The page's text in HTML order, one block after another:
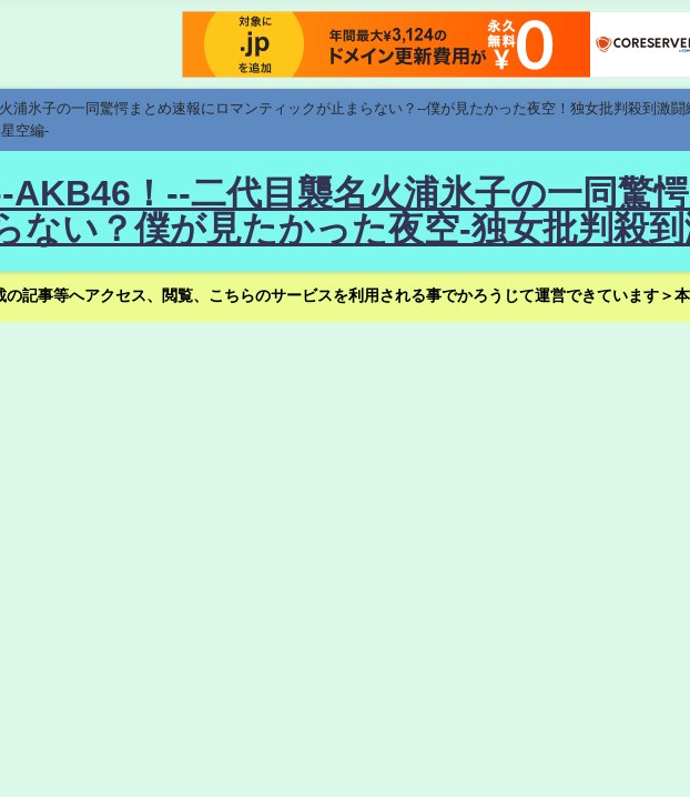
浦氷子の一同驚愕まとめ速報にロマンティックが止まらない？--僕が見たかった夜空！独女批判殺到激
空編-
AKB46！--二代目襲名火浦氷子の一同驚
ない？僕が見たかった夜空-独女批判殺
の記事等へアクセス、閲覧、こちらのサービスを利用される事でかろうじて運営できています＞